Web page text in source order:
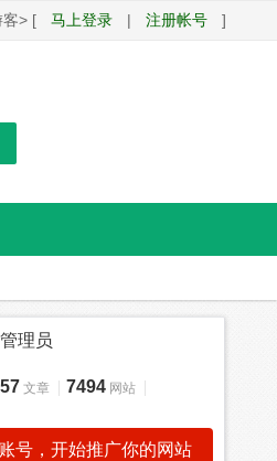
客> [ 马上登录 | 注册帐号 ]
管理员
57 文章 7494 网站
号，开始推广你的网站